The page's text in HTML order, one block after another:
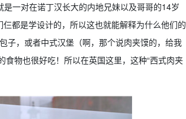
一对在诺丁汉长大的内地兄妹以及哥哥的14岁
都是学设计的，所以这也就能解释为什么他们的
子，或者中式汉堡（啊，那个说肉夹馍的，给我
物也很好吃！所以在英国这里，这种“西式肉夹